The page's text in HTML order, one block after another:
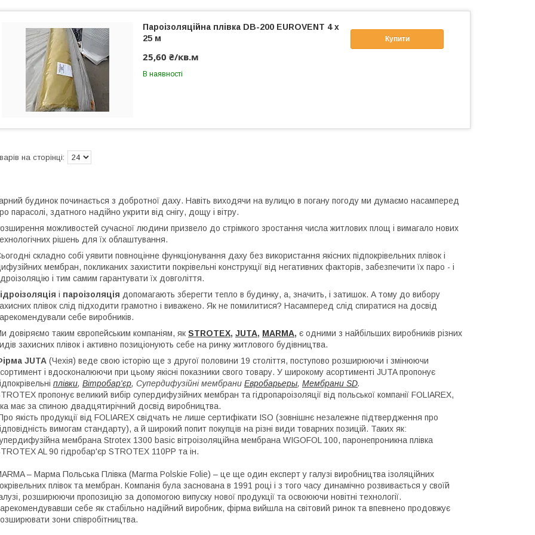
Купити
Пароізоляційна плівка DB-200 EUROVENT 4 х
25 м
25,60 ₴/кв.м
В наявності
будинок починається з добротної даху. Навіть виходячи на вулицю в погану погоду ми думаємо насамперед
парасолі, здатного надійно укрити від снігу, дощу і вітру.
можливостей сучасної людини призвело до стрімкого зростання числа житлових площ і вимагало нових
рішень для їх облаштування.
складно собі уявити повноцінне функціонування даху без використання якісних підпокрівельних плівок і
мембран, покликаних захистити покрівельні конструкції від негативних факторів, забезпечити їх паро - і
і тим самим гарантувати їх довголіття.
і пароізоляція допомагають зберегти тепло в будинку, а, значить, і затишок. А тому до вибору
плівок слід підходити грамотно і виважено. Як не помилитися? Насамперед слід спиратися на досвід
себе виробників.
довіряємо таким європейським компаніям, як STROTEX, JUTA, MARMA, є одними з найбільших виробників різних
захисних плівок і активно позиціонують себе на ринку житлового будівництва.
JUTA (Чехія) веде свою історію ще з другої половини 19 століття, поступово розширюючи і змінюючи
і вдосконалюючи при цьому якісні показники свого товару. У широкому асортименті JUTA пропонує
плівки, Вітробар'єр, Супердифузійні мембрани Евробарьеры, Мембрани SD.
пропонує великий вибір супердифузійних мембран та гідропароізоляції від польської компанії FOLIAREX,
має за спиною двадцятирічний досвід виробництва.
якість продукції від FOLIAREX свідчать не лише сертифікати ISO (зовнішнє незалежне підтвердження про
вимогам стандарту), а й широкий попит покупців на різні види товарних позицій. Таких як:
мембрана Strotex 1300 basic вітроізоляційна мембрана WIGOFOL 100, паронепроникна плівка
AL 90 гідробар'єр STROTEX 110PP та ін.
– Марма Польська Плівка (Marma Polskie Folie) – це ще один експерт у галузі виробництва ізоляційних
плівок та мембран. Компанія була заснована в 1991 році і з того часу динамічно розвивається у своїй
розширюючи пропозицію за допомогою випуску нової продукції та освоюючи новітні технології.
себе як стабільно надійний виробник, фірма вийшла на світовий ринок та впевнено продовжує
зони співробітництва.